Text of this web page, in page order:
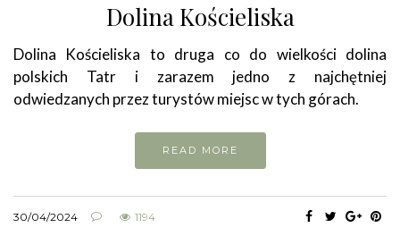
Dolina Kościeliska
Dolina Kościeliska to druga co do wielkości dolina
polskich Tatr i zarazem jedno z najchętniej
odwiedzanych przez turystów miejsc w tych górach.
READ MORE
30/04/2024 1194